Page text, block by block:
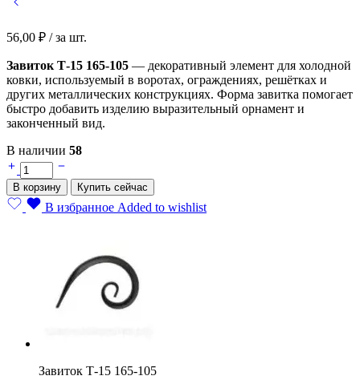
56,00 ₽ / за шт.
Завиток Т-15 165-105 — декоративный элемент для холодной
ковки, используемый в воротах, ограждениях, решётках и
других металлических конструкциях. Форма завитка помогает
быстро добавить изделию выразительный орнамент и
законченный вид.
В наличии 58
Завиток
Т-15
165-
105
В корзину Купить сейчас
В избранное Added to wishlist
Завиток Т-15 165-105